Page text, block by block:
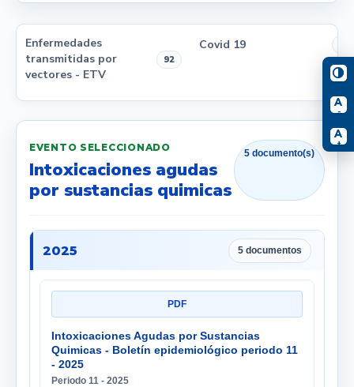
A
-
A
+
Enfermedades
transmitidas por
vectores - ETV
92
Covid 19
EVENTO SELECCIONADO
Intoxicaciones agudas
por sustancias quimicas
5 documento(s)
2025 5 documentos
PDF
Intoxicaciones Agudas por Sustancias
Quimicas - Boletín epidemiológico periodo 11
- 2025
Periodo 11 - 2025